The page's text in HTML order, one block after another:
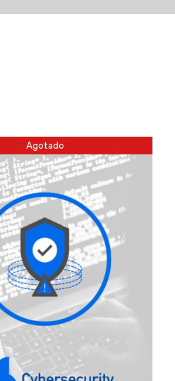
Agotado